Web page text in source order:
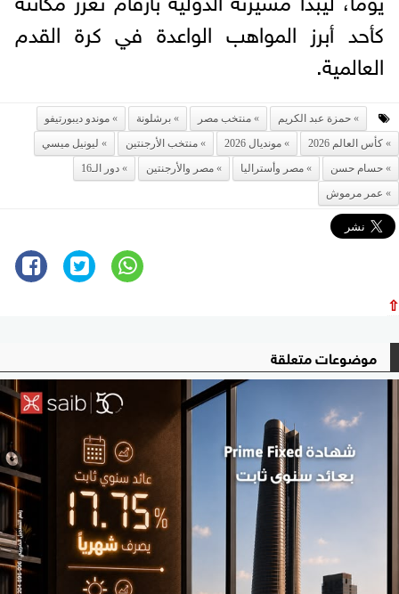
كأحد أبرز المواهب الواعدة في كرة القدم
العالمية.
حمزة عبد الكريم منتخب مصر برشلونة
موندو ديبورتيفو
كأس العالم 2026
مونديال 2026 منتخب الأرجنتين
ليونيل ميسي
حسام حسن
مصر وأستراليا مصر والأرجنتين
دور الـ16
عمر مرموش
⇧
موضوعات متعلقة